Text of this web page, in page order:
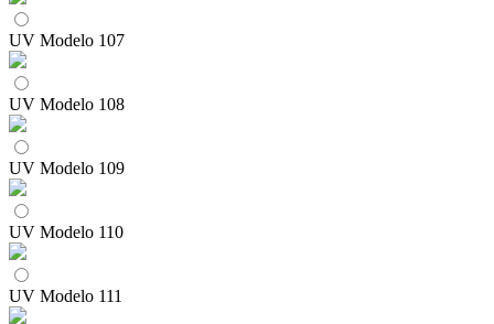
UV Modelo 107
UV Modelo 108
UV Modelo 109
UV Modelo 110
UV Modelo 111